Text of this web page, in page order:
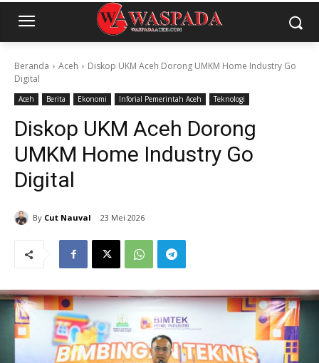
Beranda Aceh
Diskop UKM Aceh Dorong UMKM Home Industry Go
Digital
Aceh Berita Ekonomi Inforial Pemerintah Aceh Teknologi
Diskop UKM Aceh Dorong
UMKM Home Industry Go
Digital
By Cut Nauval 23 Mei 2026